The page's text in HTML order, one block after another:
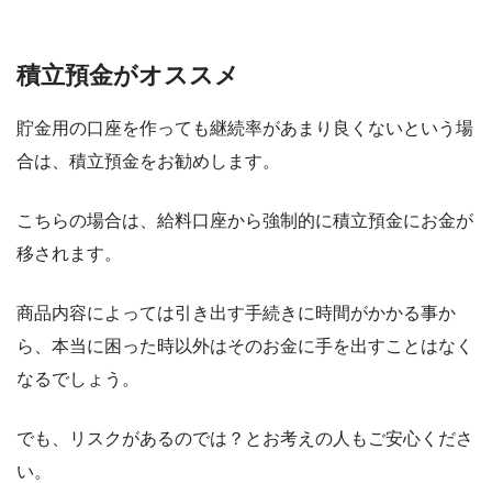
積立預金がオススメ
貯金用の口座を作っても継続率があまり良くないという場
合は、積立預金をお勧めします。
こちらの場合は、給料口座から強制的に積立預金にお金が
移されます。
商品内容によっては引き出す手続きに時間がかかる事か
ら、本当に困った時以外はそのお金に手を出すことはなく
なるでしょう。
でも、リスクがあるのでは？とお考えの人もご安心くださ
い。